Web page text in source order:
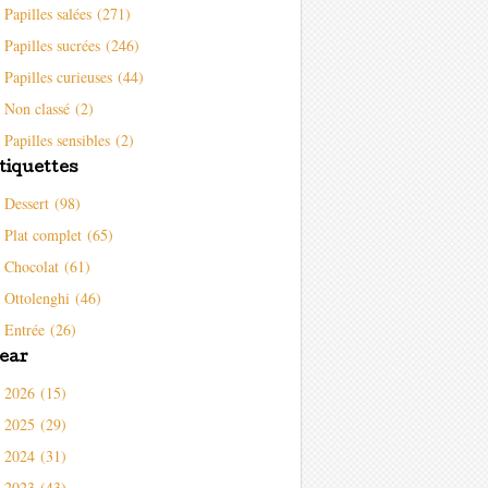
Papilles salées (271)
Papilles sucrées (246)
Papilles curieuses (44)
Non classé (2)
Papilles sensibles (2)
Dessert (98)
Plat complet (65)
Chocolat (61)
Ottolenghi (46)
Entrée (26)
2026 (15)
2025 (29)
2024 (31)